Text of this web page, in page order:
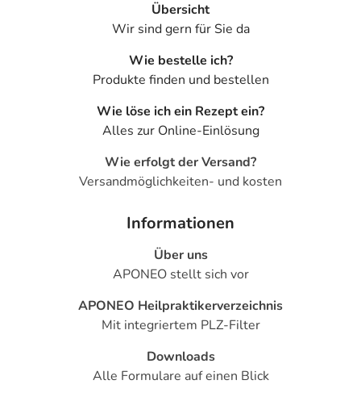
Übersicht
Wir sind gern für Sie da
Wie bestelle ich?
Produkte finden und bestellen
Wie löse ich ein Rezept ein?
Alles zur Online-Einlösung
Wie erfolgt der Versand?
Versandmöglichkeiten- und kosten
Informationen
Über uns
APONEO stellt sich vor
APONEO Heilpraktikerverzeichnis
Mit integriertem PLZ-Filter
Downloads
Alle Formulare auf einen Blick